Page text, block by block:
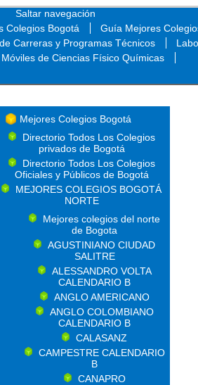
Saltar navegación
Colegios Bogotá Guía Mejores
Carreras y Programas Técnicos
de Ciencias Físico Químicas
Mejores Colegios Bogotá
Directorio Todos Los Colegios
privados de Bogotá
Directorio Todos Los Colegios
Oficiales y Públicos de Bogotá
MEJORES COLEGIOS BOGOTÁ
NORTE
Mejores colegios del norte
de Bogota
AGUSTINIANO CIUDAD
SALITRE
ALESSANDRO VOLTA
CALENDARIO B
ANGLO AMERICANO
ANGLO COLOMBIANO
CALENDARIO B
CALASANZ
CAMPESTRE CALENDARIO
B
CANAPRO